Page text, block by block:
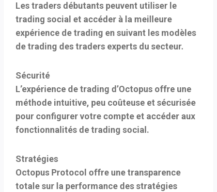
Les traders débutants peuvent utiliser le
trading social et accéder à la meilleure
expérience de trading en suivant les modèles
de trading des traders experts du secteur.
Sécurité
L’expérience de trading d’Octopus offre une
méthode intuitive, peu coûteuse et sécurisée
pour configurer votre compte et accéder aux
fonctionnalités de trading social.
Stratégies
Octopus Protocol offre une transparence
totale sur la performance des stratégies